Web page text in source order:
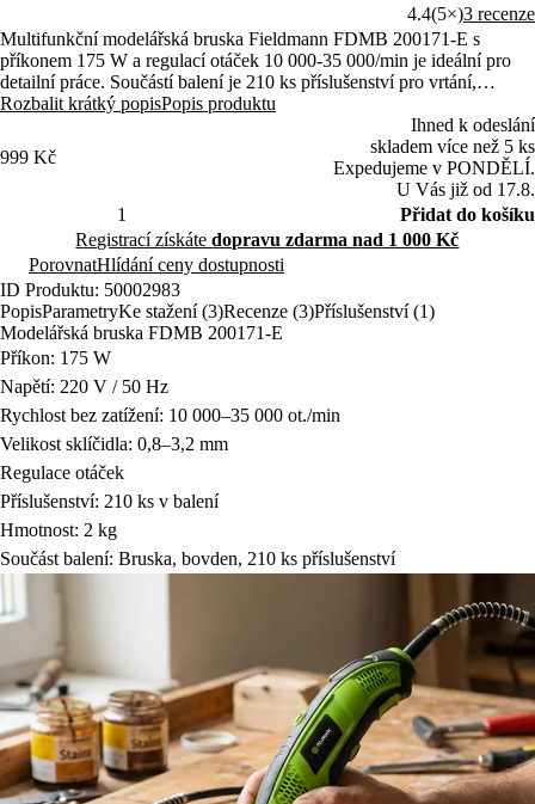
4.4(5×)3 recenze
Multifunkční modelářská bruska Fieldmann FDMB 200171-E s
příkonem 175 W a regulací otáček 10 000-35 000/min je ideální pro
detailní práce. Součástí balení je 210 ks příslušenství pro vrtání,
broušení, leštění, i rytí. Kompaktní design zajišťuje snadnou
Rozbalit krátký popisPopis produktu
999 Kč
Ihned k odeslání
skladem více než 5 ks
Expedujeme v PONDĚLÍ.
U Vás již od 17.8.
Přidat do košíku
Registrací získátedopravu zdarma nad 1 000 Kč
PorovnatHlídání ceny dostupnosti
ID Produktu: 50002983
PopisParametryKe stažení (3)Recenze (3)Příslušenství (1)
Modelářská bruska FDMB 200171-E
Příkon: 175 W
Napětí: 220 V / 50 Hz
Rychlost bez zatížení: 10 000–35 000 ot./min
Velikost sklíčidla: 0,8–3,2 mm
Regulace otáček
Příslušenství: 210 ks v balení
Hmotnost: 2 kg
Součást balení: Bruska, bovden, 210 ks příslušenství